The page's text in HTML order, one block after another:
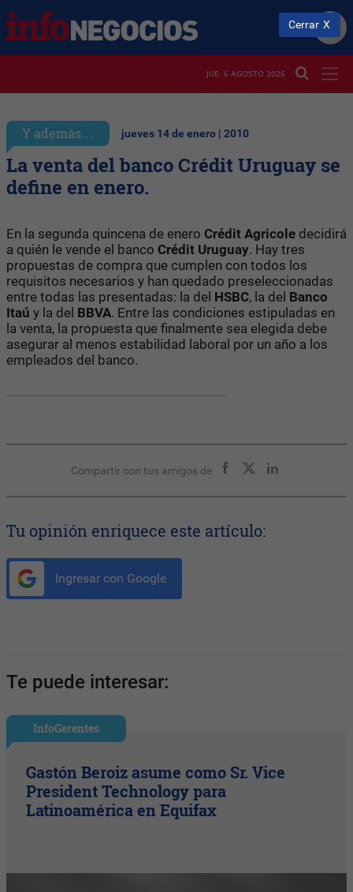
JUE. 6 AGOSTO 2026
Y además… jueves 14 de enero | 2010
La venta del banco Crédit Uruguay se
define en enero.
En la segunda quincena de enero Crédit Agricole decidirá
a quién le vende el banco Crédit Uruguay. Hay tres
propuestas de compra que cumplen con todos los
requisitos necesarios y han quedado preseleccionadas
entre todas las presentadas: la del HSBC, la del Banco
Itaú y la del BBVA. Entre las condiciones estipuladas en
la venta, la propuesta que finalmente sea elegida debe
asegurar al menos estabilidad laboral por un año a los
empleados del banco.
Compartir con tus amigos de
Tu opinión enriquece este artículo:
Ingresar con Google
Te puede interesar:
InfoGerentes
Gastón Beroiz asume como Sr. Vice
President Technology para
Latinoamérica en Equifax
Cerrar